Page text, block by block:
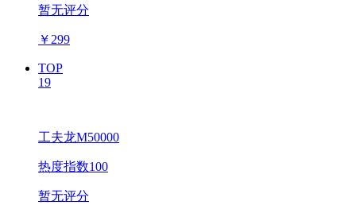
暂无评分
￥ 299
TOP
19
工夫龙M50000
热度指数100
暂无评分